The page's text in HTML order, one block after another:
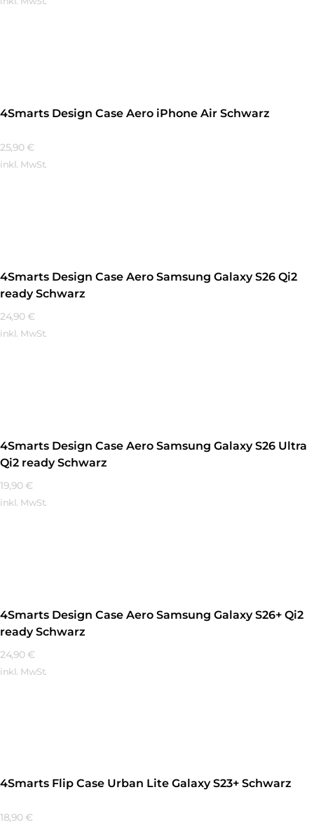
4Smarts Design Case Aero iPhone Air Schwarz
25,90 €
inkl. MwSt.
4Smarts Design Case Aero Samsung Galaxy S26 Qi2
ready Schwarz
24,90 €
inkl. MwSt.
4Smarts Design Case Aero Samsung Galaxy S26 Ultra
Qi2 ready Schwarz
19,90 €
inkl. MwSt.
4Smarts Design Case Aero Samsung Galaxy S26+ Qi2
ready Schwarz
24,90 €
inkl. MwSt.
4Smarts Flip Case Urban Lite Galaxy S23+ Schwarz
18,90 €